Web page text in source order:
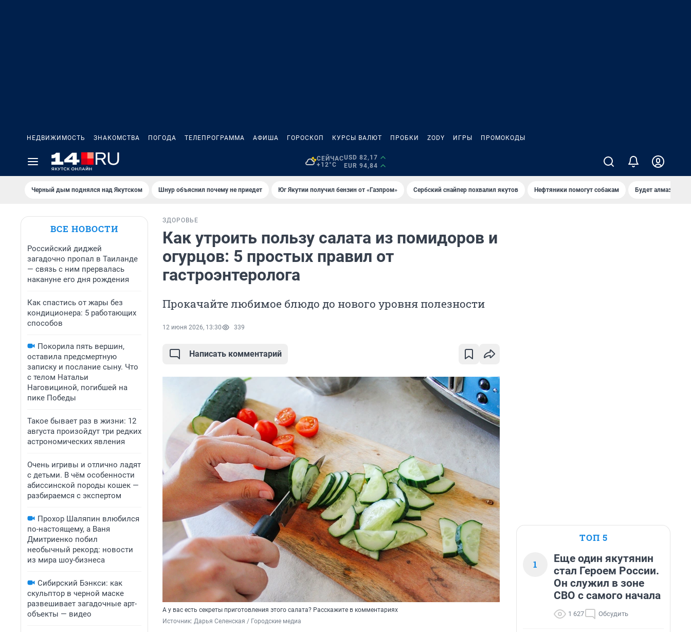
НЕДВИЖИМОСТЬ ЗНАКОМСТВА ПОГОДА ТЕЛЕПРОГРАММА АФИША ГОРОСКОП КУРСЫ ВАЛЮТ ПРОБКИ ZODY ИГРЫ ПРОМОКОДЫ
СЕЙЧАС
+12°C
USD 82,17
EUR 94,84
Черный дым поднялся над Якутском Шнур объяснил почему не приедет Юг Якутии получил бензин от «Газпром» Сербский снайпер похвалил якутов Нефтяники помогут собакам Будет алмазный
ВСЕ НОВОСТИ
Российский диджей
загадочно пропал в Таиланде
— связь с ним прервалась
накануне его дня рождения
Как спастись от жары без
кондиционера: 5 работающих
способов
Покорила пять вершин,
оставила предсмертную
записку и послание сыну. Что
с телом Натальи
Наговициной, погибшей на
пике Победы
Такое бывает раз в жизни: 12
августа произойдут три редких
астрономических явления
Очень игривы и отлично ладят
с детьми. В чём особенности
абиссинской породы кошек —
разбираемся с экспертом
Прохор Шаляпин влюбился
по-настоящему, а Ваня
Дмитриенко побил
необычный рекорд: новости
из мира шоу-бизнеса
Сибирский Бэнкси: как
скульптор в черной маске
развешивает загадочные арт-
объекты — видео
ЗДОРОВЬЕ
Как утроить пользу салата из помидоров и
огурцов: 5 простых правил от
гастроэнтеролога
Прокачайте любимое блюдо до нового уровня полезности
12 июня 2026, 13:30 339
Написать комментарий
А у вас есть секреты приготовления этого салата? Расскажите в комментариях
Источник: Дарья Селенская / Городские медиа
ТОП 5
1
Еще один якутянин
стал Героем России.
Он служил в зоне
СВО с самого начала
1 627 Обсудить